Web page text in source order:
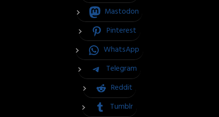
Mastodon
Pinterest
WhatsApp
Telegram
Reddit
Tumblr